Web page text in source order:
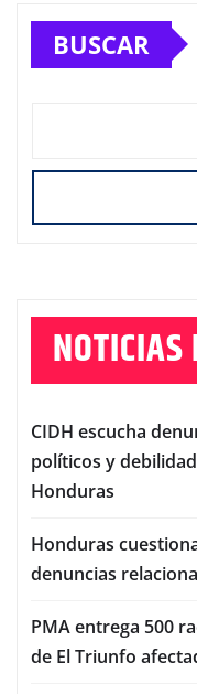
BUSCAR
NOTICIAS
CIDH escucha
políticos y
Honduras
Honduras
denuncias
PMA entrega 500
de El Triunfo